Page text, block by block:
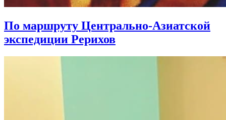
По маршруту Центрально-Азиатской
экспедиции Рерихов